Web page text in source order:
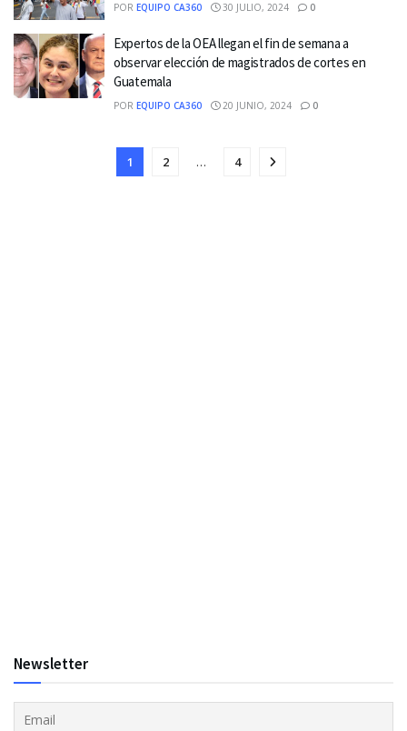
POR EQUIPO CA360 30 JULIO, 2024 0
Expertos de la OEA llegan el fin de semana a
observar elección de magistrados de cortes en
Guatemala
POR EQUIPO CA360 20 JUNIO, 2024 0
1 2 … 4
Newsletter